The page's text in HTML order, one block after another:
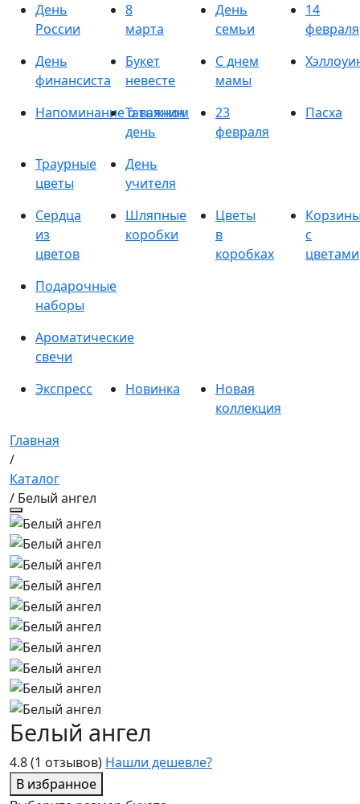
День
России
8
марта
День
семьи
14
февраля
День
финансиста
Букет
невесте
С днем
мамы
Напоминание о важном
Татьянин
день
23
февраля
Пасха
Траурные
цветы
День
учителя
Сердца
из
цветов
Шляпные
коробки
Цветы
в
коробках
с
цветами
Подарочные
наборы
Ароматические
свечи
Экспресс
Новинка
Новая
коллекция
Главная
/
Каталог
/ Белый ангел
4.8(1 отзывов) Нашли дешевле?
В избранное
Белый ангел